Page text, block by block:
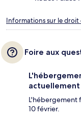
Informations sur le
Foire aux
actuellement
L'hébergement
10 février.